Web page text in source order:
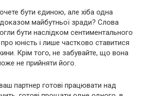
бути єдиною, але хіба одна
майбутньої зради? Слова
бути наслідком сентиментального
юність і лише частково ставитися
Крім того, не забувайте, що вона
не прийняти його.
партнер готові працювати над